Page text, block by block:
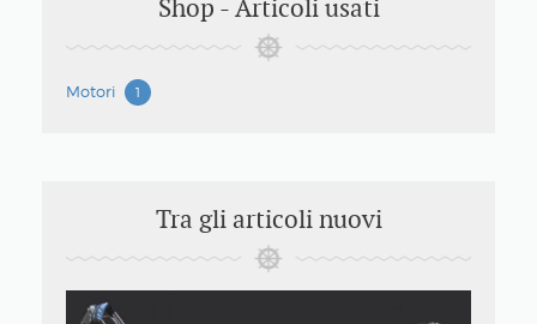
Shop - Articoli usati
Motori 1
Tra gli articoli nuovi